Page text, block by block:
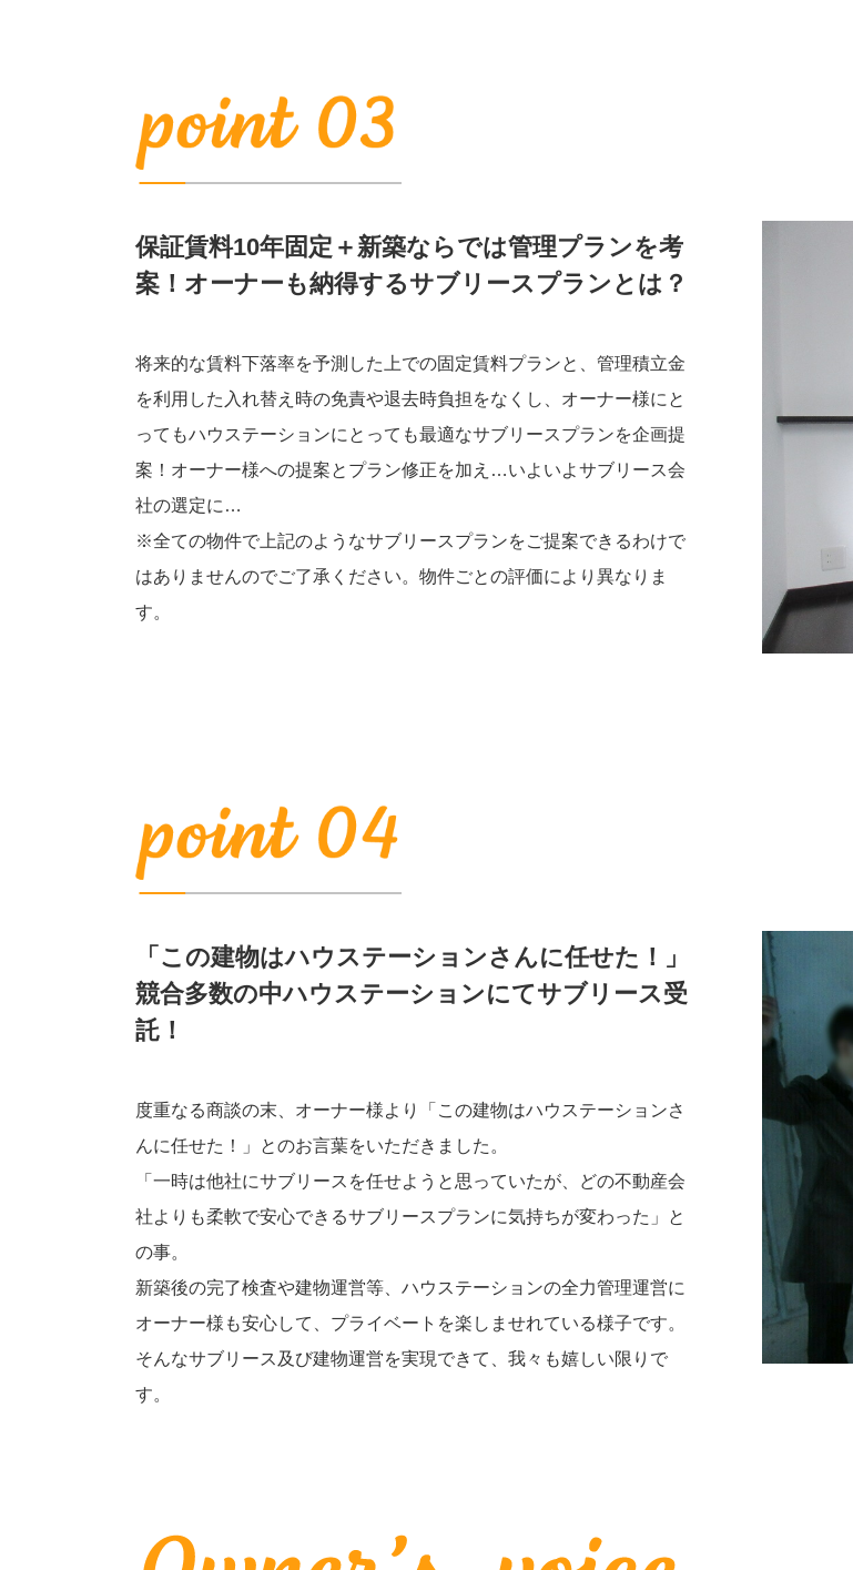
保証賃料10年固定＋新築ならでは管理プランを考
案！オーナーも納得するサブリースプランとは？
将来的な賃料下落率を予測した上での固定賃料プランと、管理積立金
を利用した入れ替え時の免責や退去時負担をなくし、オーナー様にと
ってもハウステーションにとっても最適なサブリースプランを企画提
案！オーナー様への提案とプラン修正を加え…いよいよサブリース会
社の選定に…
※全ての物件で上記のようなサブリースプランをご提案できるわけで
はありませんのでご了承ください。物件ごとの評価により異なりま
す。
「この建物はハウステーションさんに任せた！」
競合多数の中ハウステーションにてサブリース受
託！
度重なる商談の末、オーナー様より「この建物はハウステーションさ
んに任せた！」とのお言葉をいただきました。
「一時は他社にサブリースを任せようと思っていたが、どの不動産会
社よりも柔軟で安心できるサブリースプランに気持ちが変わった」と
の事。
新築後の完了検査や建物運営等、ハウステーションの全力管理運営に
オーナー様も安心して、プライベートを楽しませれている様子です。
そんなサブリース及び建物運営を実現できて、我々も嬉しい限りで
す。